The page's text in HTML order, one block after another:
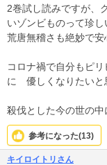
2巻試し読みですが、
いゾンビものって珍し
荒唐無稽さも絶妙で安
コロナ禍で自分もピ
に 優しくなりたいと
殺伐とした今の世の中
参考になった(13)
キイロイトリさん